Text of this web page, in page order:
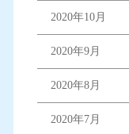
2020年10月
2020年9月
2020年8月
2020年7月